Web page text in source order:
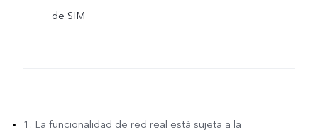
de SIM
1. La funcionalidad de red real está sujeta a la